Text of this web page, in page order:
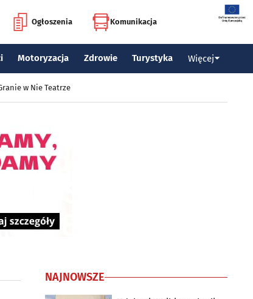
Ogłoszenia Komunikacja
Motoryzacja Zdrowie Turystyka Więcej
w Nie Teatrze
NAJNOWSZE